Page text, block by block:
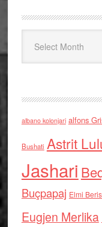
albano kolonjari alfons
Bushati Astrit
Jashari
Buçpapaj Elmi
Eugjen Merlika